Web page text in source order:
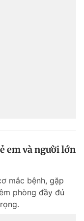
em và người lớn
mắc bệnh, gặp
phòng đầy đủ